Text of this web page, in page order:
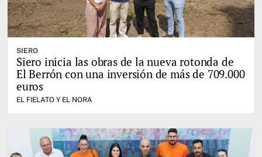
SIERO
Siero inicia las obras de la nueva rotonda de
El Berrón con una inversión de más de 709.000
euros
EL FIELATO Y EL NORA